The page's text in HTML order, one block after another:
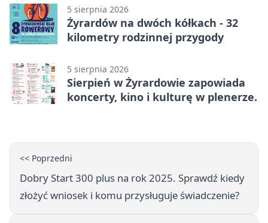
5 sierpnia 2026
Żyrardów na dwóch kółkach - 32
kilometry rodzinnej przygody
5 sierpnia 2026
Sierpień w Żyrardowie zapowiada
koncerty, kino i kulturę w plenerze.
<< Poprzedni
Dobry Start 300 plus na rok 2025. Sprawdź kiedy
złożyć wniosek i komu przysługuje świadczenie?